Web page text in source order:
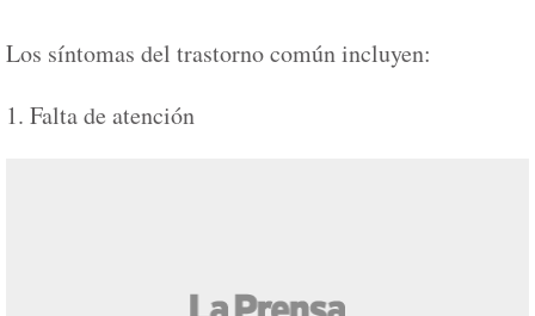
Los síntomas del trastorno común incluyen:
1. Falta de atención